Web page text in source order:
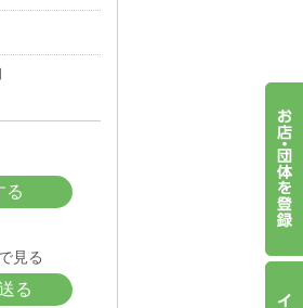
る
見る
る